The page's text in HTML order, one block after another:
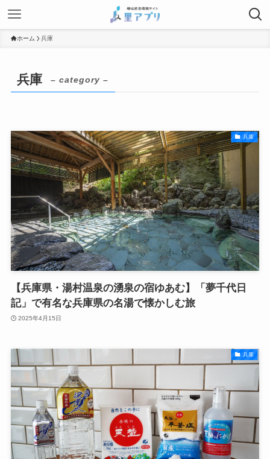
ホーム 兵庫
兵庫 – category –
兵庫
【兵庫県・湯村温泉の湧泉の宿ゆあむ】「夢千代日
記」で有名な兵庫県の名湯で懐かしむ旅
2025年4月15日
兵庫